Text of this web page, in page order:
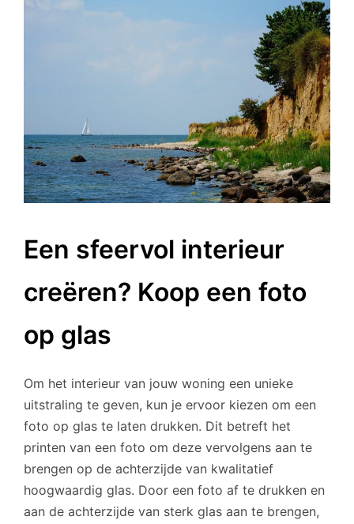
Een sfeervol interieur
creëren? Koop een foto
op glas
Om het interieur van jouw woning een unieke
uitstraling te geven, kun je ervoor kiezen om een
foto op glas te laten drukken. Dit betreft het
printen van een foto om deze vervolgens aan te
brengen op de achterzijde van kwalitatief
hoogwaardig glas. Door een foto af te drukken en
aan de achterzijde van sterk glas aan te brengen,